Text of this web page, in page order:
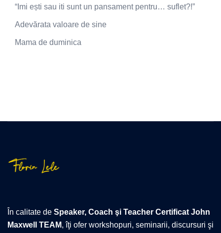
“Imi ești sau iti sunt un pansament pentru… suflet?!”
Adevărata valoare de sine
Mama de duminica
În calitate de Speaker, Coach şi Teacher Certificat John
Maxwell TEAM, îţi ofer workshopuri, seminarii, discursuri şi